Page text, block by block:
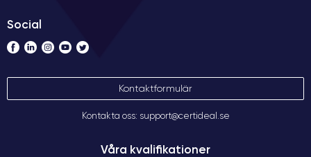
Social
Kontaktformulär
Kontakta oss: support@certideal.se
Våra kvalifikationer